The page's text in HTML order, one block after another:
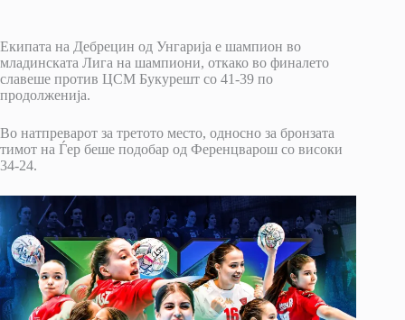
Екипата на Дебрецин од Унгарија е шампион во
младинската Лига на шампиони, откако во финалето
славеше против ЦСМ Букурешт со 41-39 по
продолженија.
Во натпреварот за третото место, односно за бронзата
тимот на Ѓер беше подобар од Ференцварош со високи
34-24.